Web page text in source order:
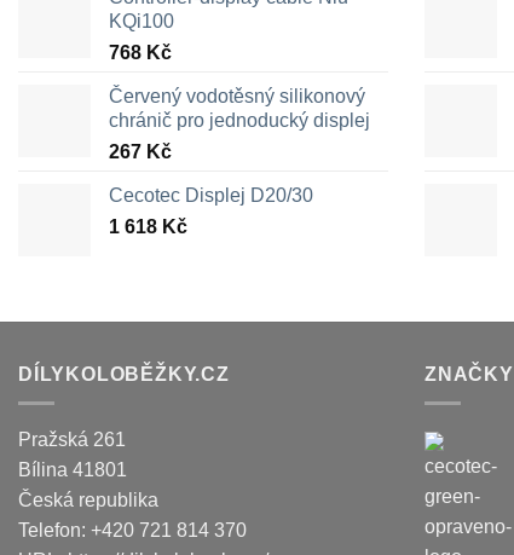
KQi100
768 Kč
Červený vodotěsný silikonový
chránič pro jednoducký displej
267 Kč
Cecotec Displej D20/30
1 618 Kč
DÍLYKOLOBĚŽKY.CZ
Pražská 261
Bílina 41801
Česká republika
Telefon: +420 721 814 370
ZNAČKY